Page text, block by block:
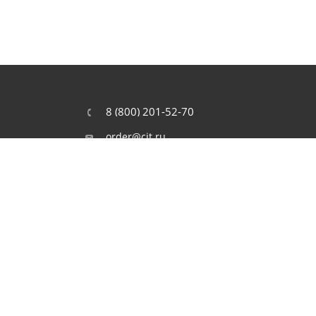
8 (800) 201-52-70
order@cit.ru